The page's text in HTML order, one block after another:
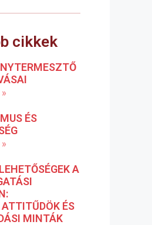
cikkek
ÉS
A
ÉS
MINTÁK